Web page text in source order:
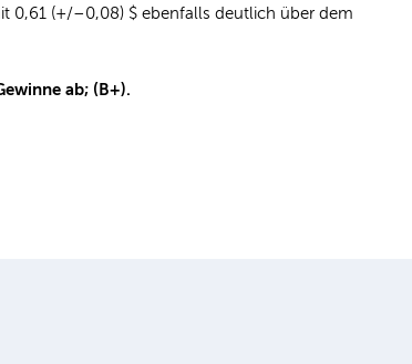
0,61 (+/–0,08) $ ebenfalls deutlich über dem
ab; (B+).